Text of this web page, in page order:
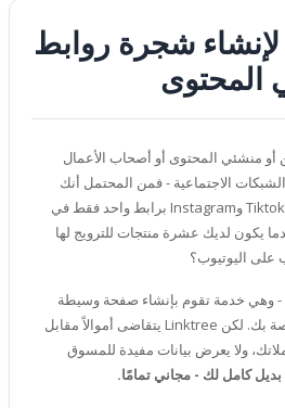
لإنشاء شجرة روابط
المحتوى
أو منشئي المحتوى أو أصحاب الأعمال
الاجتماعية - فمن المحتمل أنك
واجهت مشكلة بالفعل: يسمح Tiktok وInstagram برابط واحد فقط في
يكون لديك عشرة منتجات للترويج لها
اليوتيوب؟
كان الحل الشائع هو Linktree - وهي خدمة تقوم بإنشاء صفحة وسيطة
تحتوي على كافة الروابط الخاصة بك. لكن Linktree يتقاضى أموالاً مقابل
ولا يعرض بيانات مفيدة للمسوق